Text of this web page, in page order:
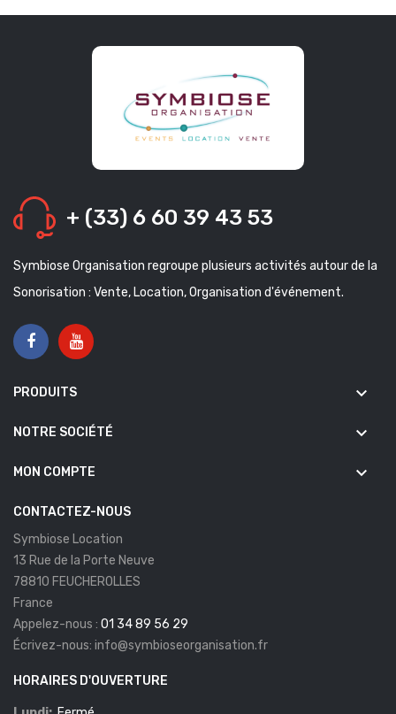
+ (33) 6 60 39 43 53
Symbiose Organisation regroupe plusieurs activités autour de la
Sonorisation : Vente, Location, Organisation d'événement.
PRODUITS keyboard_arrow_down
NOTRE SOCIÉTÉ keyboard_arrow_down
MON COMPTE keyboard_arrow_down
CONTACTEZ-NOUS
Symbiose Location
13 Rue de la Porte Neuve
78810 FEUCHEROLLES
France
Appelez-nous : 01 34 89 56 29
Écrivez-nous: info@symbioseorganisation.fr
HORAIRES D'OUVERTURE